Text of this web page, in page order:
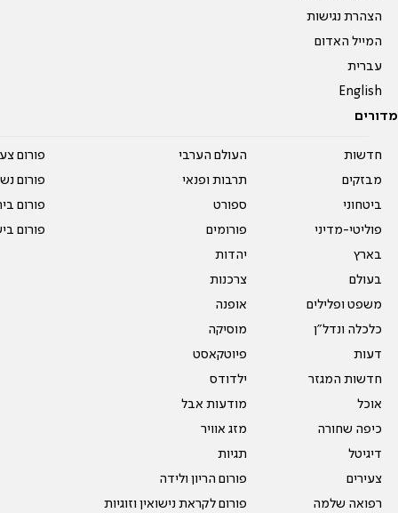
הצהרת נגישות
המייל האדום
עברית
English
מדורים
חדשות
מבזקים
ביטחוני
פוליטי-מדיני
בארץ
בעולם
משפט ופלילים
כלכלה ונדל"ן
דעות
חדשות המגזר
אוכל
כיפה שחורה
דיגיטל
צעירים
רפואה שלמה
העולם הערבי
תרבות ופנאי
ספורט
פורומים
יהדות
צרכנות
אופנה
מוסיקה
פיוטקאסט
ילדודס
מודעות אבל
מזג אוויר
תגיות
פורום הריון ולידה
פורום לקראת נישואין וזוגיות
פורום
פורום
פורום
פורום